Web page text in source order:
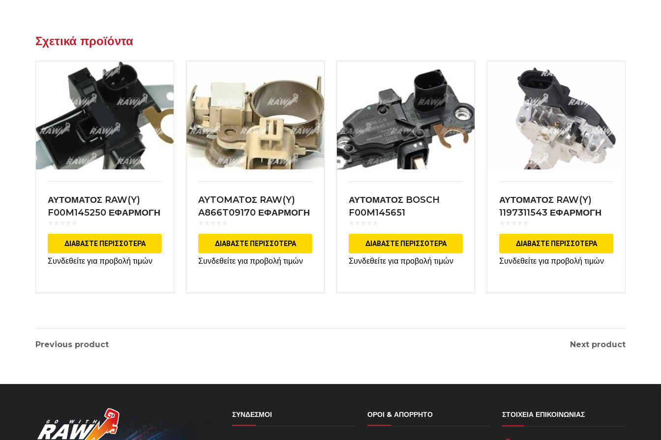
Σχετικά προϊόντα
ΑΥΤΟΜΑΤΟΣ RAW(Y)
F00M145250 ΕΦΑΡΜΟΓΗ
ΔΙΑΒΆΣΤΕ ΠΕΡΙΣΣΌΤΕΡΑ
Συνδεθείτε για προβολή τιμών
AYTOMATΟΣ RAW(Y)
A866T09170 ΕΦΑΡΜΟΓΗ
ΔΙΑΒΆΣΤΕ ΠΕΡΙΣΣΌΤΕΡΑ
Συνδεθείτε για προβολή τιμών
ΑΥΤΟΜΑΤΟΣ BOSCH
F00M145651
ΔΙΑΒΆΣΤΕ ΠΕΡΙΣΣΌΤΕΡΑ
Συνδεθείτε για προβολή τιμών
ΑΥΤΟΜΑΤΟΣ RAW(Y)
1197311543 ΕΦΑΡΜΟΓΗ
ΔΙΑΒΆΣΤΕ ΠΕΡΙΣΣΌΤΕΡΑ
Συνδεθείτε για προβολή τιμών
Previous product Next product
ΣΎΝΔΕΣΜΟΙ ΌΡΟΙ & ΑΠΌΡΡΗΤΟ ΣΤΟΙΧΕΊΑ ΕΠΙΚΟΙΝΩΝΊΑΣ